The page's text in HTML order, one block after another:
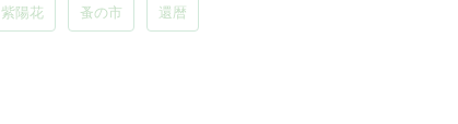
紫陽花 蚤の市 還暦